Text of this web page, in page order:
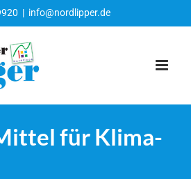
| info@nordlipper.de
für Klima-